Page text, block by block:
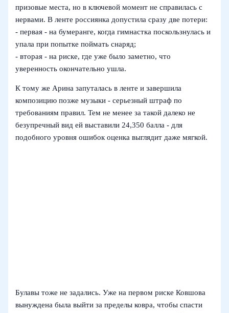
призовые места, но в ключевой момент не справилась с
нервами. В ленте россиянка допустила сразу две потери:
- первая - на бумеранге, когда гимнастка поскользнулась и
упала при попытке поймать снаряд;
- вторая - на риске, где уже было заметно, что
уверенность окончательно ушла.
К тому же Арина запуталась в ленте и завершила
композицию позже музыки - серьезный штраф по
требованиям правил. Тем не менее за такой далеко не
безупречный вид ей выставили 24,350 балла - для
подобного уровня ошибок оценка выглядит даже мягкой.
Булавы тоже не задались. Уже на первом риске Ковшова
вынуждена была выйти за пределы ковра, чтобы спасти